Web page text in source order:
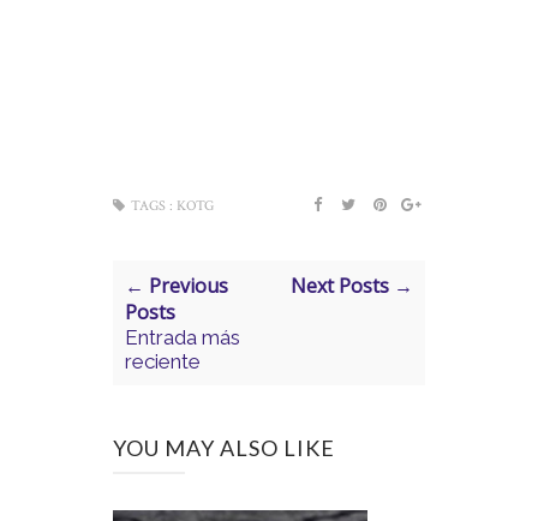
TAGS : KOTG
← Previous
Posts
Entrada más
reciente
Next Posts →
YOU MAY ALSO LIKE